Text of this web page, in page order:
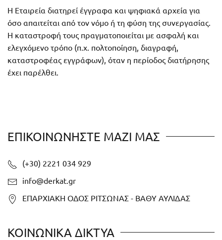
Η Εταιρεία διατηρεί έγγραφα και ψηφιακά αρχεία για
όσο απαιτείται από τον νόμο ή τη φύση της συνεργασίας.
Η καταστροφή τους πραγματοποιείται με ασφαλή και
ελεγχόμενο τρόπο (π.χ. πολτοποίηση, διαγραφή,
καταστροφέας εγγράφων), όταν η περίοδος διατήρησης
έχει παρέλθει.
ΕΠΙΚΟΙΝΩΝΗΣΤΕ ΜΑΖΙ ΜΑΣ
(+30) 2221 034 929
info@derkat.gr
ΕΠΑΡΧΙΑΚΗ ΟΔΟΣ ΡΙΤΣΩΝΑΣ - ΒΑΘΥ ΑΥΛΙΔΑΣ
ΚΟΙΝΩΝΙΚΑ ΔΙΚΤΥΑ